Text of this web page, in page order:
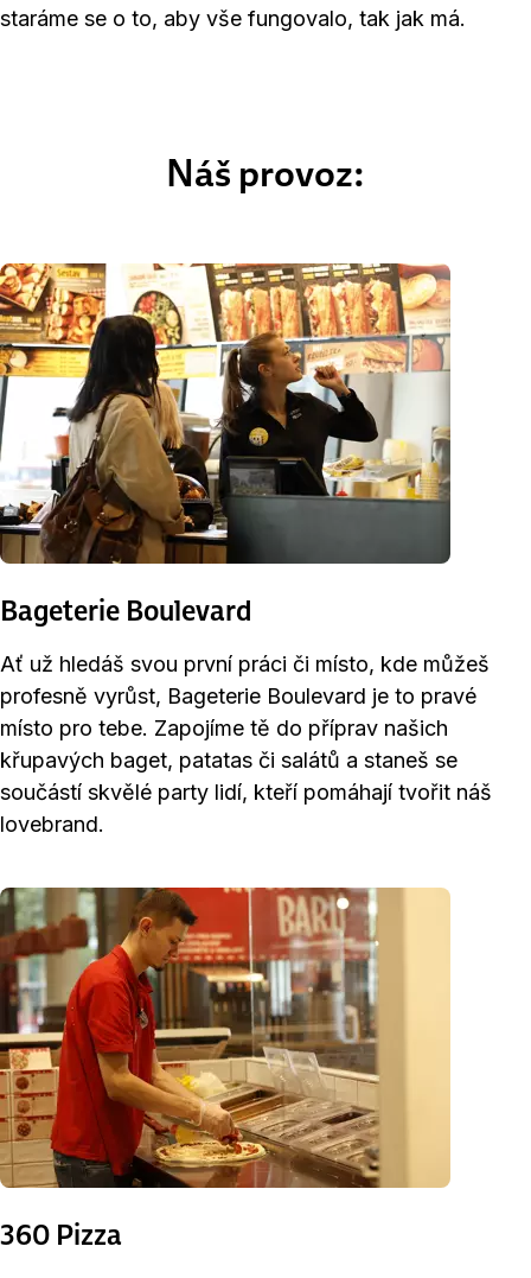
staráme se o to, aby vše fungovalo, tak jak má.
Náš provoz:
Bageterie Boulevard
Ať už hledáš svou první práci či místo, kde můžeš
profesně vyrůst, Bageterie Boulevard je to pravé
místo pro tebe. Zapojíme tě do příprav našich
křupavých baget, patatas či salátů a staneš se
součástí skvělé party lidí, kteří pomáhají tvořit náš
lovebrand.
360 Pizza